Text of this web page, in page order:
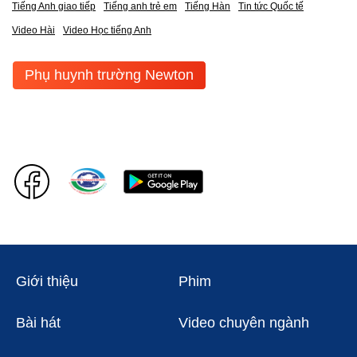
Tiếng Anh giao tiếp Tiếng anh trẻ em Tiếng Hàn Tin tức Quốc tế
Video Hài Video Học tiếng Anh
Phụ huynh trường Newton
Giới thiệu Phim
Bài hát Video chuyên ngành